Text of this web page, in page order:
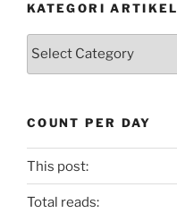
KATEGORI ARTIKEL
Kategori
COUNT PER DAY
This post:
Total reads: